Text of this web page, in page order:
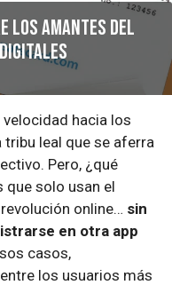
los amantes del
velocidad hacia los
tribu leal que se aferra
Pero, ¿qué
solo usan el
online… sin
en otra app
casos,
los usuarios más